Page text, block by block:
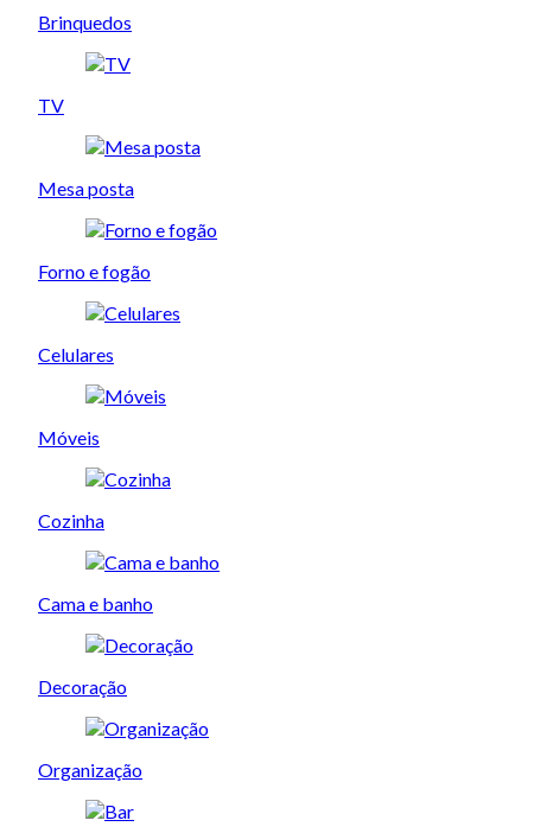
Brinquedos
TV
Mesa posta
Forno e fogão
Celulares
Móveis
Cozinha
Cama e banho
Decoração
Organização